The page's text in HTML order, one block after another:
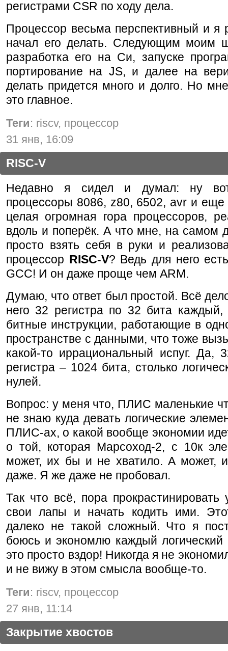
регистрами CSR по ходу дела.
Процессор весьма перспективный и я
начал его делать. Следующим моим
разработка его на Си, запуске
портирование на JS, и далее на
делать придется много и долго. Но
это главное.
Теги: riscv, процессор
31 янв, 16:09
RISC-V
Недавно я сидел и думал: ну
процессоры 8086, z80, 6502, avr и еще
целая огромная гора процессоров,
вдоль и поперёк. А что мне, на самом
просто взять себя в руки и
процессор RISC-V? Ведь для него
GCC! И он даже проще чем ARM.
Думаю, что ответ был простой. Всё
него 32 регистра по 32 бита
битные инструкции, работающие в
пространстве с данными, что тоже
какой-то иррациональный испуг. Да,
регистра – 1024 бита, столько
нулей.
Вопрос: у меня что, ПЛИС маленькие
не знаю куда девать логические
ПЛИС-ах, о какой вообще экономии
о той, которая Марсоход-2, с 10к
может, их бы и не хватило. А может,
даже. Я же даже не пробовал.
Так что всё, пора прокрастинировать
свои лапы и начать кодить ими.
далеко не такой сложный. Что я
боюсь и экономлю каждый логический
это просто вздор! Никогда я не
и не вижу в этом смысла вообще-то.
Теги: riscv, процессор
27 янв, 11:14
Закрытие хвостов